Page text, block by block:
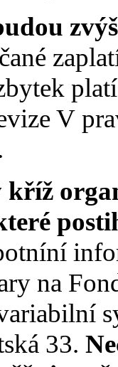
V
kříž
na
33.